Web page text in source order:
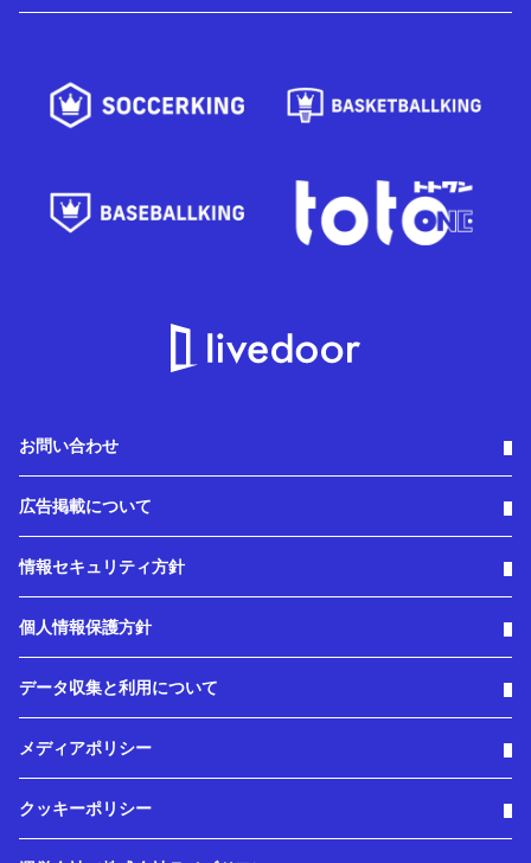
お問い合わせ
広告掲載について
情報セキュリティ方針
個人情報保護方針
データ収集と利用について
メディアポリシー
クッキーポリシー